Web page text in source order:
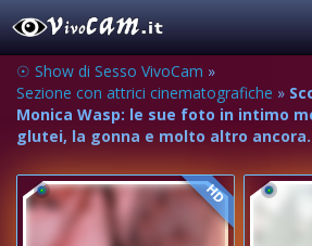
☉ Show di Sesso VivoCam »
Sezione con attrici cinematografiche »
Monica Wasp: le sue foto in intimo
glutei, la gonna e molto altro ancora.
HD